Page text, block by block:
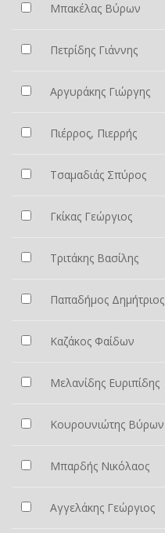
Μπακέλας Βύρων
Πετρίδης Γιάννης
Αργυράκης Γιώργης
Πιέρρος, Πιερρής
Τσαμαδιάς Σπύρος
Γκίκας Γεώργιος
Τριτάκης Βασίλης
Παπαδήμος Δημήτριος
Καζάκος Φαίδων
Μελανίδης Ευριπίδης
Κουρουνιώτης Βύρων
Μπαρδής Νικόλαος
Αγγελάκης Γεώργιος